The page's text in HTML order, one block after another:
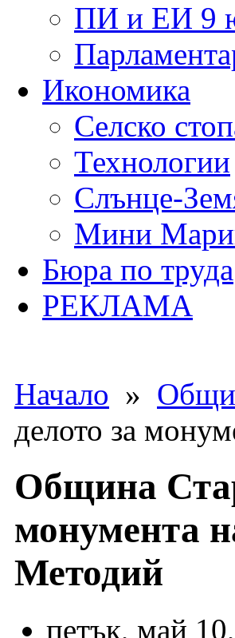
ПИ и ЕИ 9
Икономика
Селско
Технологии
Слънце-
Мини
Бюра по труда
РЕКЛАМА
Начало »
делото за
Община
монумента
Методий
петък, май